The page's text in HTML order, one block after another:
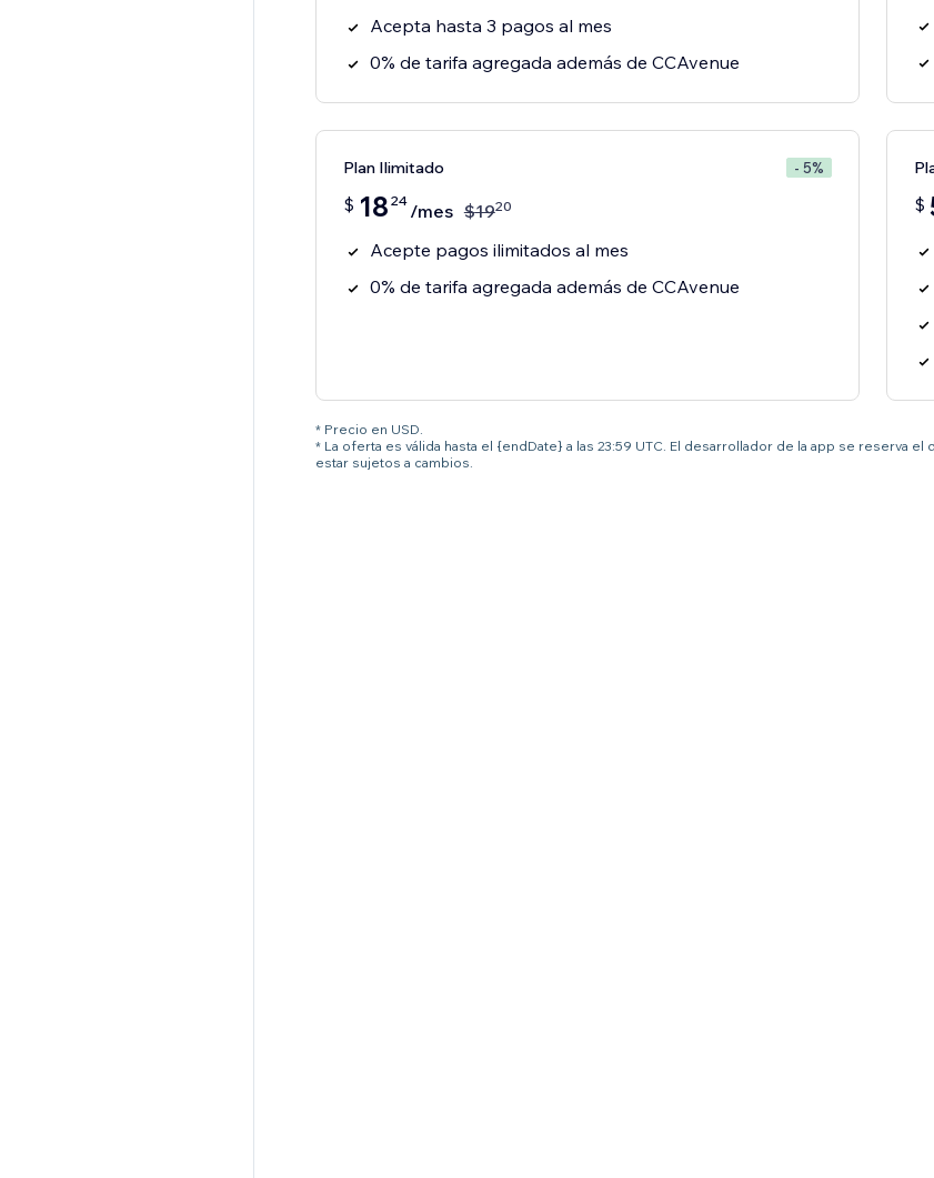
Acepta hasta 3 pagos al mes
0% de tarifa agregada además de CCAvenue
Plan Ilimitado - 5%
$ 18 24 /mes $1920
Acepte pagos ilimitados al mes
0% de tarifa agregada además de CCAvenue
$
* Precio en USD.
* La oferta es válida hasta el {endDate} a las 23:59 UTC. El desarrollador de la app se reserva
estar sujetos a cambios.